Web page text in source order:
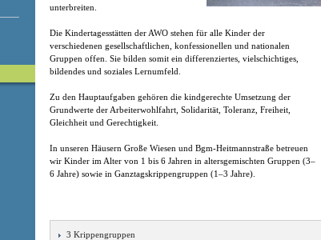
unterbreiten.
Die Kindertagesstätten der AWO stehen für alle Kinder der
verschiedenen gesellschaftlichen, konfessionellen und nationalen
Gruppen offen. Sie bilden somit ein differenziertes, vielschichtiges,
bildendes und soziales Lernumfeld.
Zu den Hauptaufgaben gehören die kindgerechte Umsetzung der
Grundwerte der Arbeiterwohlfahrt, Solidarität, Toleranz, Freiheit,
Gleichheit und Gerechtigkeit.
In unseren Häusern Große Wiesen und Bgm-Heitmannstraße betreuen
wir Kinder im Alter von 1 bis 6 Jahren in altersgemischten Gruppen (3–
6 Jahre) sowie in Ganztagskrippengruppen (1–3 Jahre).
3 Krippengruppen